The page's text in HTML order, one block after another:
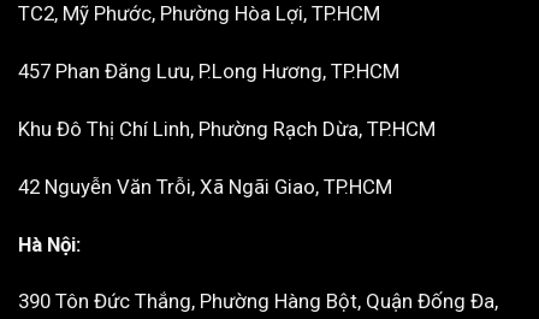
TC2, Mỹ Phước, Phường Hòa Lợi, TP.HCM
457 Phan Đăng Lưu, P.Long Hương, TP.HCM
Khu Đô Thị Chí Linh, Phường Rạch Dừa, TP.HCM
42 Nguyễn Văn Trỗi, Xã Ngãi Giao, TP.HCM
Hà Nội:
390 Tôn Đức Thắng, Phường Hàng Bột, Quận Đống Đa,